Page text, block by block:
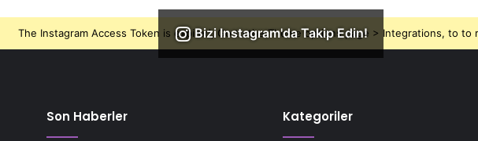
Bizi Instagram'da Takip Edin!
The Instagram Access Token is expired, Go to the Theme options page > Integrations, to to
Son Haberler Kategoriler